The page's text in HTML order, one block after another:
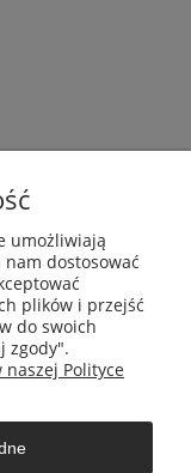
umożliwiają
dostosować
plików i przejść
do swoich
zgody".
naszej Polityce